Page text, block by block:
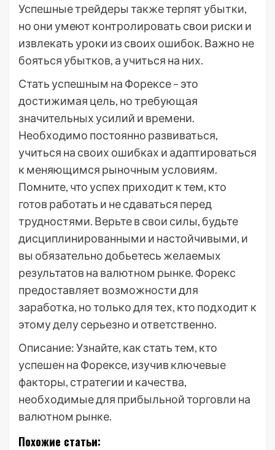
Успешные трейдеры также терпят убытки,
но они умеют контролировать свои риски и
извлекать уроки из своих ошибок. Важно не
бояться убытков, а учиться на них.
Стать успешным на Форексе – это
достижимая цель, но требующая
значительных усилий и времени.
Необходимо постоянно развиваться,
учиться на своих ошибках и адаптироваться
к меняющимся рыночным условиям.
Помните, что успех приходит к тем, кто
готов работать и не сдаваться перед
трудностями. Верьте в свои силы, будьте
дисциплинированными и настойчивыми, и
вы обязательно добьетесь желаемых
результатов на валютном рынке. Форекс
предоставляет возможности для
заработка, но только для тех, кто подходит к
этому делу серьезно и ответственно.
Описание: Узнайте, как стать тем, кто
успешен на Форексе, изучив ключевые
факторы, стратегии и качества,
необходимые для прибыльной торговли на
валютном рынке.
Похожие статьи: